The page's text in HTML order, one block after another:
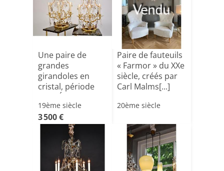
Une paire de
grandes
girandoles en
cristal, période
Belle Époque[...]
19ème siècle
3 500 €
Vendu
Paire de fauteuils
« Farmor » du XXe
siècle, créés par
Carl Malms[...]
20ème siècle